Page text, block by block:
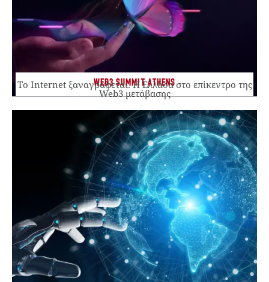
WEB3 SUMMIT ATHENS
Το Internet ξαναγράφεται. Η Ελλάδα στο επίκεντρο της
Web3 μετάβασης